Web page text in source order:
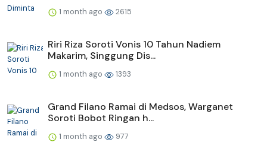
1 month ago 2615
Riri Riza Soroti Vonis 10 Tahun Nadiem
Makarim, Singgung Dis...
1 month ago 1393
Grand Filano Ramai di Medsos, Warganet
Soroti Bobot Ringan h...
1 month ago 977